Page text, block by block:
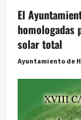
El
homologadas
solar total
Ayuntamiento de